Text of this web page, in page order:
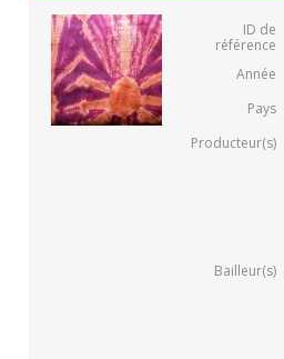
ID de
référence
Année
Pays
Producteur(s)
Bailleur(s)